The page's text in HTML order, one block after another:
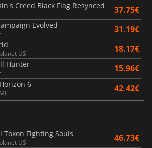
Creed Black Flag Resynced
37.75€
Evolved 31.19€
US 18.17€
Hunter 15.96€
6 42.42€
Tokon Fighting Souls
US 46.73€